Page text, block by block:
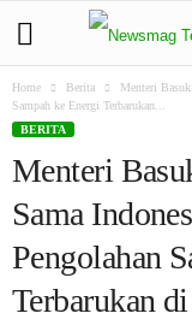
Home Berita
Menteri
Sampah ke Energi Terbarukan...
BERITA
Menteri
Sama
Pengolahan
Terbarukan